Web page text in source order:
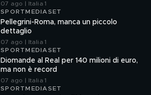
07 ago | Italia 1
SPORTMEDIASET
Pellegrini-Roma, manca un piccolo
dettaglio
07 ago | Italia 1
SPORTMEDIASET
Diomande al Real per 140 milioni di euro,
ma non è record
07 ago | Italia 1
SPORTMEDIASET